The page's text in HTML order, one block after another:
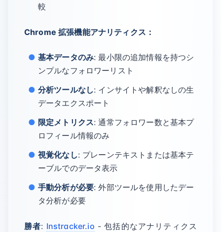
較
Chrome 拡張機能アナリティクス：
基本データのみ: 最小限の追加情報を持つシ
ンプルなフォロワーリスト
分析ツールなし: インサイトや解釈なしの生
データエクスポート
限定メトリクス: 通常フォロワー数と基本プ
ロフィール情報のみ
視覚化なし: プレーンテキストまたは基本テ
ーブルでのデータ表示
手動分析が必要: 外部ツールを使用したデー
タ分析が必要
勝者: Instracker.io - 包括的なアナリティクス